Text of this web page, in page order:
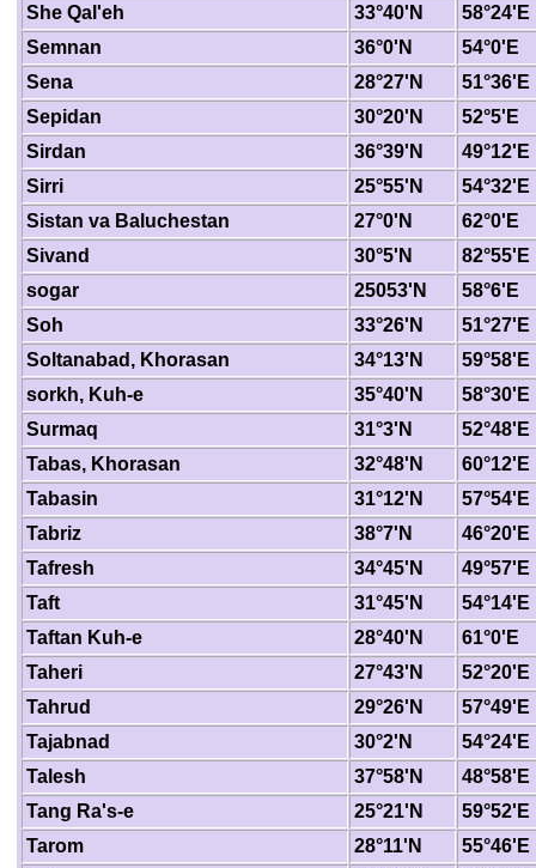
She Qal'eh
33°40'N
58°24'E
Semnan
36°0'N
54°0'E
Sena
28°27'N
51°36'E
Sepidan
30°20'N
52°5'E
Sirdan
36°39'N
49°12'E
Sirri
25°55'N
54°32'E
Sistan va Baluchestan
27°0'N
62°0'E
Sivand
30°5'N
82°55'E
sogar
25053'N
58°6'E
Soh
33°26'N
51°27'E
Soltanabad, Khorasan
34°13'N
59°58'E
sorkh, Kuh-e
35°40'N
58°30'E
Surmaq
31°3'N
52°48'E
Tabas, Khorasan
32°48'N
60°12'E
Tabasin
31°12'N
57°54'E
Tabriz
38°7'N
46°20'E
Tafresh
34°45'N
49°57'E
Taft
31°45'N
54°14'E
Taftan Kuh-e
28°40'N
61°0'E
Taheri
27°43'N
52°20'E
Tahrud
29°26'N
57°49'E
Tajabnad
30°2'N
54°24'E
Talesh
37°58'N
48°58'E
Tang Ra's-e
25°21'N
59°52'E
Tarom
28°11'N
55°46'E